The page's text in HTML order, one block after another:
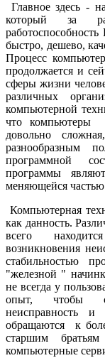
Главное здесь -
который за
быстро, дешево,
Процесс
продолжается и
сферы жизни
различных
компьютерной
что компьютеры
довольно
разнообразным
программной
программы
меняющейся
Компьютерная
как данность.
всего
возникновения
стабильностью
"железной "
не всегда у
опыт, чтобы
неисправность и
обращаются
к
старшим
компьютерные